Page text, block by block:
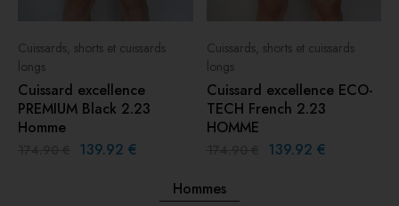
Cuissards, shorts et cuissards
longs
Cuissard excellence
PREMIUM Black 2.23
Homme
139.92 €
Cuissards, shorts et cuissards
longs
Cuissard excellence ECO-
TECH French 2.23
HOMME
139.92 €
Hommes